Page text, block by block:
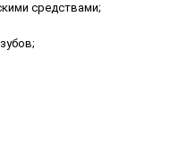
средствами;